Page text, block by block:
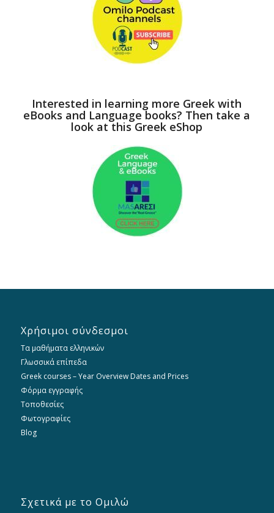
Interested in learning more Greek with
eBooks and Language books? Then take a
look at this Greek eShop
Χρήσιμοι σύνδεσμοι
Τα μαθήματα ελληνικών
Γλωσσικά επίπεδα
Greek courses – Year Overview Dates and Prices
Φόρμα εγγραφής
Τοποθεσίες
Φωτογραφίες
Blog
Σχετικά με το Ομιλώ